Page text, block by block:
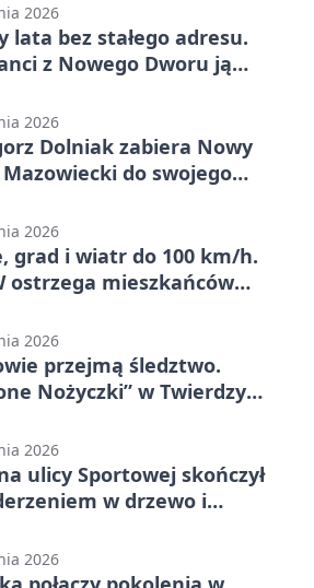
2026
lata bez stałego adresu.
z Nowego Dworu ją
2026
Dolniak zabiera Nowy
do swojego
2026
grad i wiatr do 100 km/h.
ostrzega mieszkańców
2026
przejmą śledztwo.
Nożyczki” w Twierdzy
2026
ulicy Sportowej skończył
w drzewo i
2026